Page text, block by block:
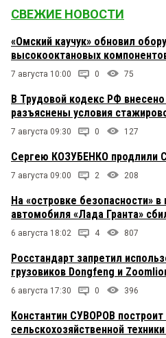
СВЕЖИЕ НОВОСТИ
«Омский каучук» обновил
высокооктановых
7 августа 10:00 0 75
В Трудовой кодекс РФ
разъяснены условия
7 августа 09:30 0 127
Сергею КОЗУБЕНКО продлили
7 августа 09:00 2 208
На «островке безопасности»
автомобиля «Лада Гранта»
6 августа 18:02 4 807
Росстандарт запретил
грузовиков Dongfeng и
6 августа 17:30 0 396
Константин СУВОРОВ
сельскохозяйственной